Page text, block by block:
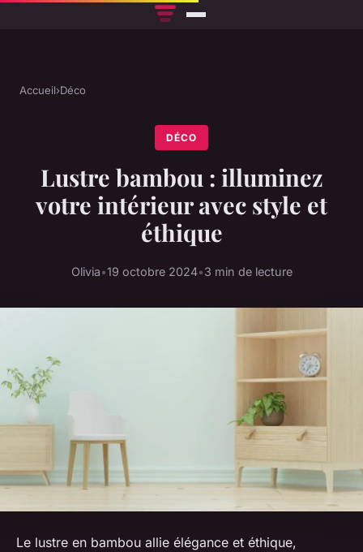
Accueil›Déco
DÉCO
Lustre bambou : illuminez
votre intérieur avec style et
éthique
Olivia•19 octobre 2024•3 min de lecture
Le lustre en bambou allie élégance et éthique,